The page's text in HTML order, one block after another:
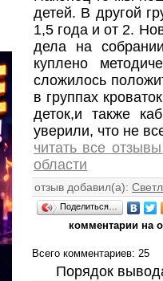
детей. В другой
1,5 года и от 2.
дела на
куплено
сложилось
в группах
деток,и также
уверили, что не
читать все
области
отзыв добавил(а):
Поделиться…
комментарии на
Всего комментариев: 25
Порядок